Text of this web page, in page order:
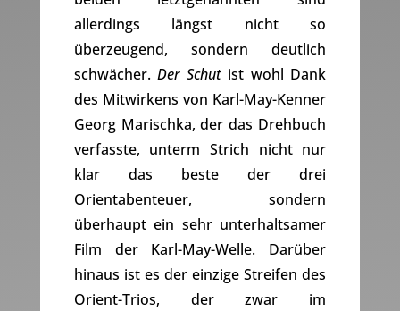
allerdings längst nicht so
überzeugend, sondern deutlich
schwächer.Der Schutist wohl Dank
des Mitwirkens von Karl-May-Kenner
Georg Marischka, der das Drehbuch
verfasste, unterm Strich nicht nur
klar das beste der drei
Orientabenteuer, sondern
überhaupt ein sehr unterhaltsamer
Film der Karl-May-Welle. Darüber
hinaus ist es der einzige Streifen des
Orient-Trios, der zwar im